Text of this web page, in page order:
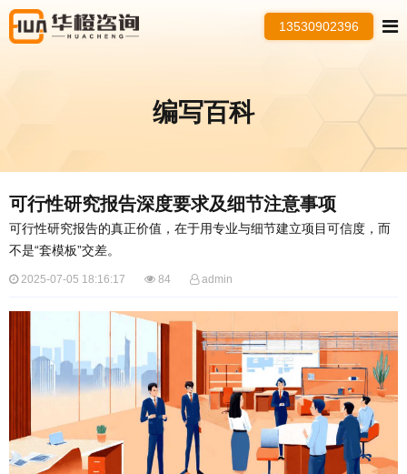
13530902396
编写百科
​可行性研究报告深度要求及细节注意事项
可行性研究报告的真正价值，在于用专业与细节建立项目可信度，而
不是“套模板”交差。
2025-07-05 18:16:17 84 admin